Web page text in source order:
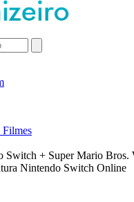
Filmes
Switch + Super Mario Bros.
Nintendo Switch Online